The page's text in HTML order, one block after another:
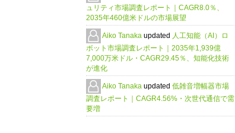
ュリティ市場調査レポート｜CAGR8.0％、
2035年460億米ドルの市場展望
Aiko Tanaka updated 人工知能（AI）ロ
ボット市場調査レポート｜2035年1,939億
7,000万米ドル・CAGR29.45％、知能化技術
が進化
Aiko Tanaka updated 低雑音増幅器市場
調査レポート｜CAGR4.56%・次世代通信で需
要増